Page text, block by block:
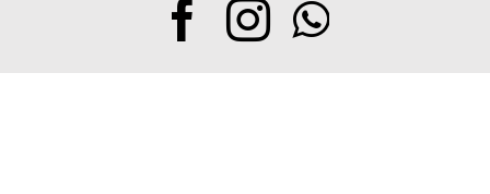
Facebook
Instagram